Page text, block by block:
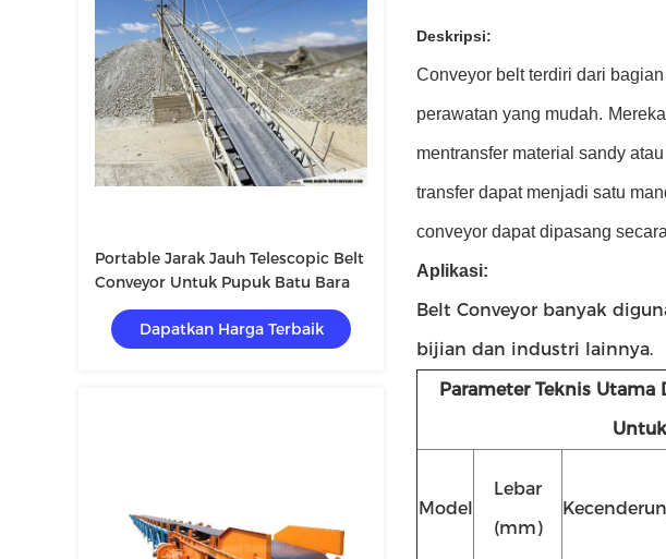
Portable Jarak Jauh Telescopic Belt
Conveyor Untuk Pupuk Batu Bara
Dapatkan Harga Terbaik
Deskripsi:
Conveyor belt terdiri dari
perawatan yang mudah.
mentransfer material sandy
transfer dapat menjadi satu
conveyor dapat dipasang
Aplikasi:
Belt Conveyor banyak
bijian dan industri lainnya.
Parameter Teknis Utama
Model
Lebar
(mm)